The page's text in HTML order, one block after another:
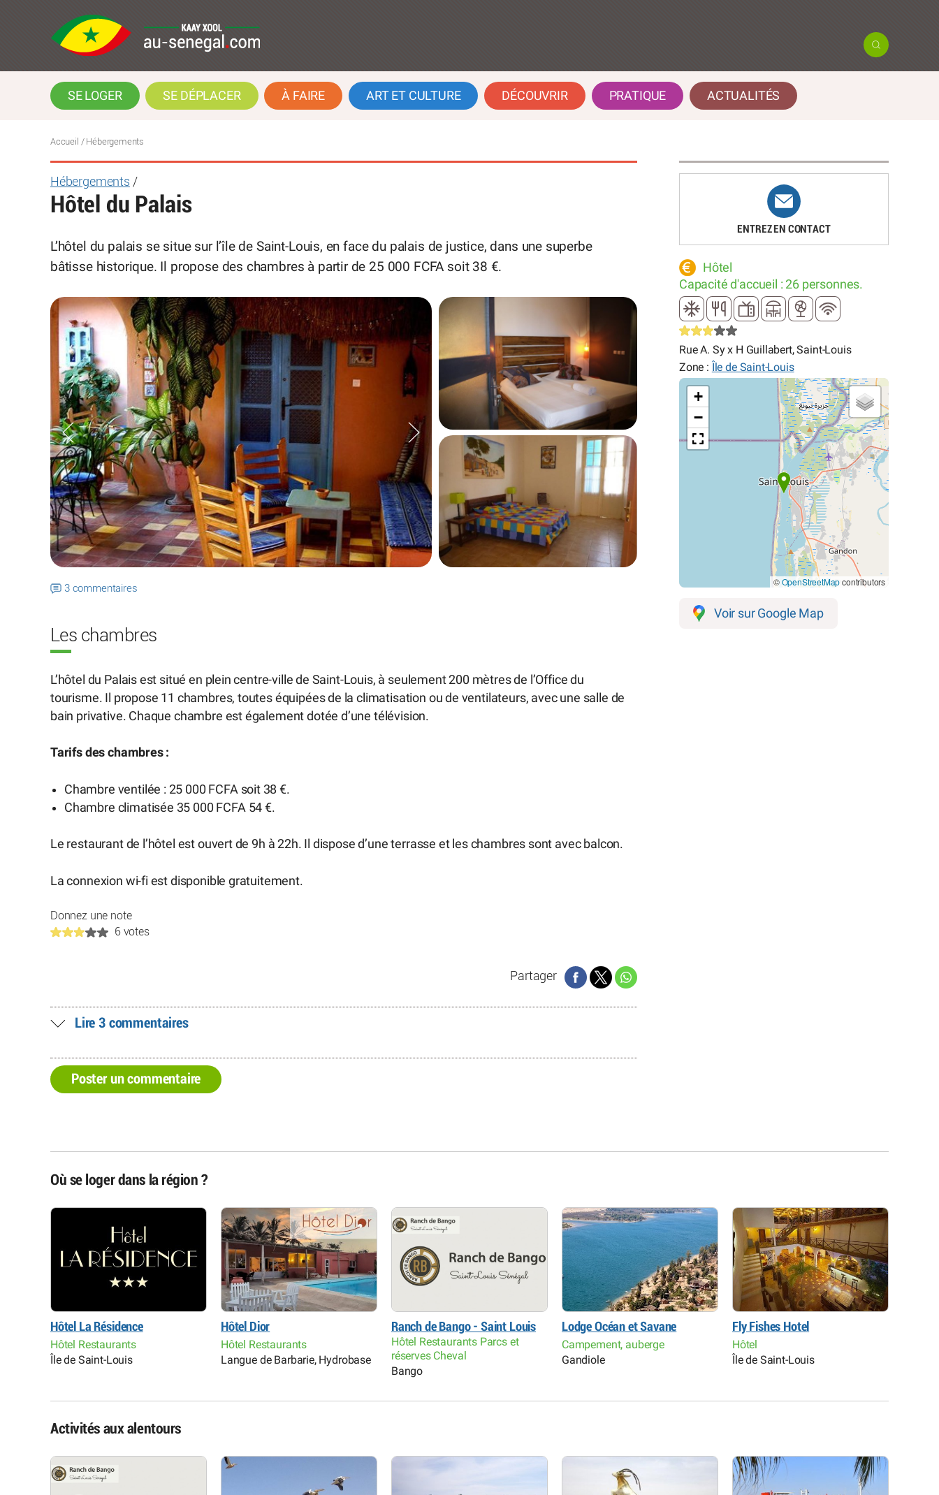
SE LOGER SE DÉPLACER À FAIRE ART ET CULTURE DÉCOUVRIR PRATIQUE ACTUALITÉS
Accueil / Hébergements
Hébergements /
Hôtel du Palais
L’hôtel du palais se situe sur l’île de Saint-Louis, en face du palais de justice, dans une superbe
bâtisse historique. Il propose des chambres à partir de 25 000 FCFA soit 38 €.
3 commentaires
Les chambres
L’hôtel du Palais est situé en plein centre-ville de Saint-Louis, à seulement 200 mètres de l’Office du
tourisme. Il propose 11 chambres, toutes équipées de la climatisation ou de ventilateurs, avec une salle de
bain privative. Chaque chambre est également dotée d’une télévision.
Tarifs des chambres :
Chambre ventilée : 25 000 FCFA soit 38 €.
Chambre climatisée 35 000 FCFA 54 €.
Le restaurant de l’hôtel est ouvert de 9h à 22h. Il dispose d’une terrasse et les chambres sont avec balcon.
La connexion wi-fi est disponible gratuitement.
Donnez une note
6 votes
Partager
Lire 3 commentaires
Poster un commentaire
ENTREZ EN CONTACT
Hôtel
Capacité d'accueil : 26 personnes.
Rue A. Sy x H Guillabert, Saint-Louis
Zone : Île de Saint-Louis
+
−
©OpenStreetMapcontributors
Voir sur Google Map
Où se loger dans la région ?
Hôtel La Résidence
Hôtel Restaurants
Île de Saint-Louis
Hôtel Dior
Hôtel Restaurants
Langue de Barbarie, Hydrobase
Ranch de Bango - Saint Louis
Hôtel Restaurants Parcs et
réserves Cheval
Bango
Lodge Océan et Savane
Campement, auberge
Gandiole
Fly Fishes Hotel
Hôtel
Île de Saint-Louis
Activités aux alentours